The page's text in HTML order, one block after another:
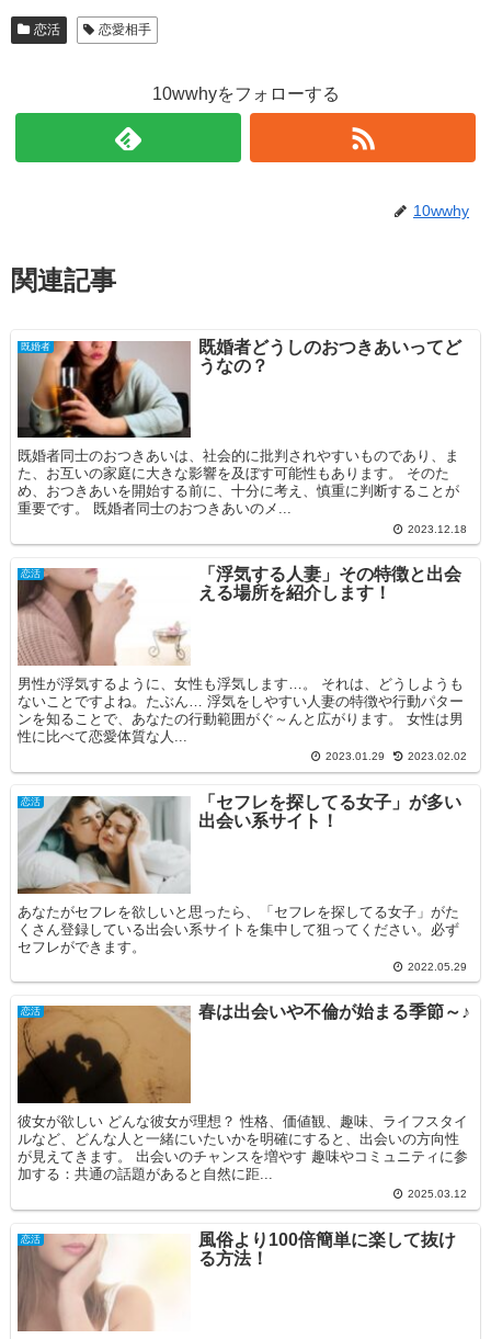
恋活 恋愛相手
10wwhyをフォローする
10wwhy
関連記事
既婚者
既婚者どうしのおつきあいってど
うなの？
既婚者同士のおつきあいは、社会的に批判されやすいものであり、ま
た、お互いの家庭に大きな影響を及ぼす可能性もあります。 そのた
め、おつきあいを開始する前に、十分に考え、慎重に判断することが
重要です。 既婚者同士のおつきあいのメ...
2023.12.18
恋活
「浮気する人妻」その特徴と出会
える場所を紹介します！
男性が浮気するように、女性も浮気します…。 それは、どうしようも
ないことですよね。たぶん… 浮気をしやすい人妻の特徴や行動パター
ンを知ることで、あなたの行動範囲がぐ～んと広がります。 女性は男
性に比べて恋愛体質な人...
2023.01.29 2023.02.02
恋活
「セフレを探してる女子」が多い
出会い系サイト！
あなたがセフレを欲しいと思ったら、「セフレを探してる女子」がた
くさん登録している出会い系サイトを集中して狙ってください。必ず
セフレができます。
2022.05.29
恋活 春は出会いや不倫が始まる季節～♪
彼女が欲しい どんな彼女が理想？ 性格、価値観、趣味、ライフスタイ
ルなど、どんな人と一緒にいたいかを明確にすると、出会いの方向性
が見えてきます。 出会いのチャンスを増やす 趣味やコミュニティに参
加する：共通の話題があると自然に距...
2025.03.12
恋活
風俗より100倍簡単に楽して抜け
る方法！